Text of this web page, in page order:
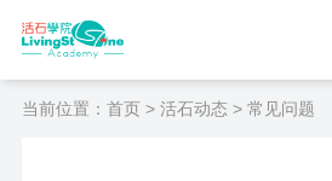
当前位置： 首页> 活石动态> 常见问题